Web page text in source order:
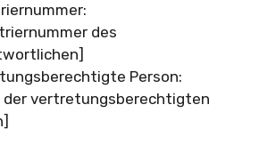
des
Person:
der vertretungsberechtigten